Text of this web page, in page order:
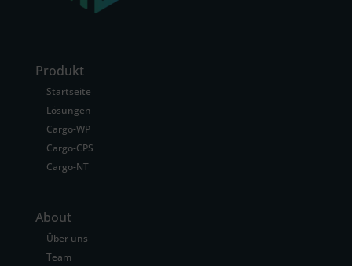
Produkt
Startseite
Lösungen
Cargo-WP
Cargo-CPS
Cargo-NT
About
Über uns
Team